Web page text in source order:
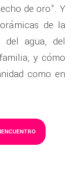
de oro”. Y
de la
agua, del
y cómo
como en